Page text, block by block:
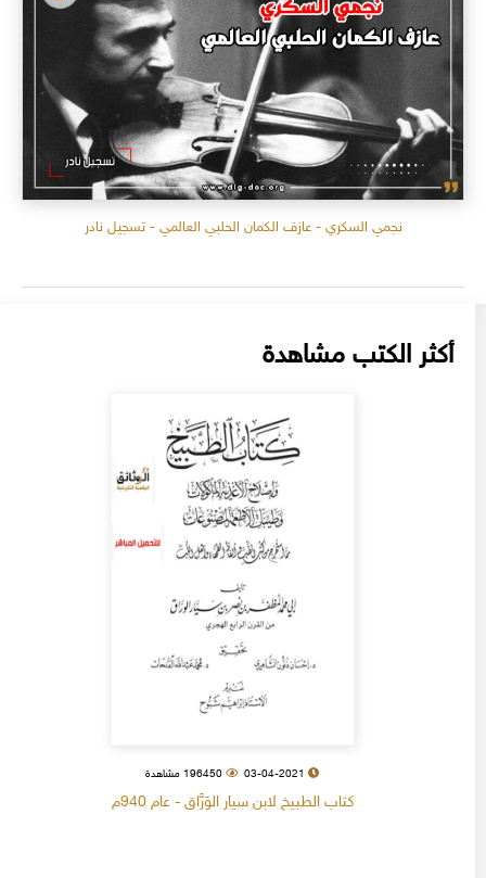
نجمي السكري - عازف الكمان الحلبي العالمي - تسجيل نادر
أكثر الكتب مشاهدة
03-04-2021 196450 مشاهدة
كتاب الطبيخ لابن سيار الوَرَّاق - عام 940م